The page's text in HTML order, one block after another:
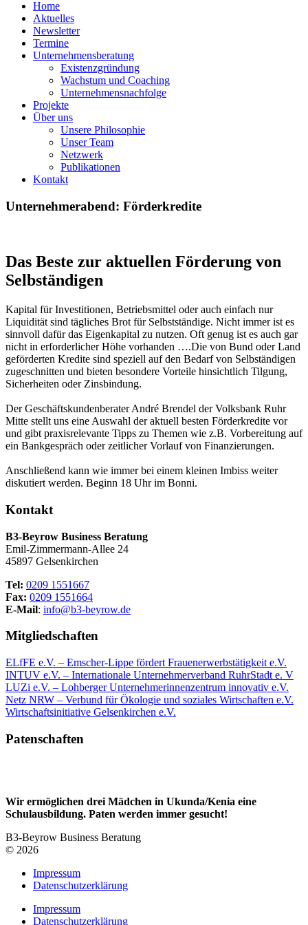
Home
Aktuelles
Newsletter
Termine
Unternehmensberatung
Existenzgründung
Wachstum und Coaching
Unternehmensnachfolge
Projekte
Über uns
Unsere Philosophie
Unser Team
Netzwerk
Publikationen
Kontakt
Unternehmerabend: Förderkredite
Das Beste zur aktuellen Förderung von
Selbständigen
Kapital für Investitionen, Betriebsmittel oder auch einfach nur
Liquidität sind tägliches Brot für Selbstständige. Nicht immer ist es
sinnvoll dafür das Eigenkapital zu nutzen. Oft genug ist es auch gar
nicht in erforderlicher Höhe vorhanden ….Die von Bund oder Land
geförderten Kredite sind speziell auf den Bedarf von Selbständigen
zugeschnitten und bieten besondere Vorteile hinsichtlich Tilgung,
Sicherheiten oder Zinsbindung.
Der Geschäftskundenberater André Brendel der Volksbank Ruhr
Mitte stellt uns eine Auswahl der aktuell besten Förderkredite vor
und gibt praxisrelevante Tipps zu Themen wie z.B. Vorbereitung auf
ein Bankgespräch oder zeitlicher Vorlauf von Finanzierungen.
Anschließend kann wie immer bei einem kleinen Imbiss weiter
diskutiert werden. Beginn 18 Uhr im Bonni.
Kontakt
B3-Beyrow Business Beratung
Emil-Zimmermann-Allee 24
45897 Gelsenkirchen
Tel: 0209 1551667
Fax: 0209 1551664
E-Mail: info@b3-beyrow.de
Mitgliedschaften
ELfFE e.V. – Emscher-Lippe fördert Frauenerwerbstätigkeit e.V.
INTUV e.V. – Internationale Unternehmerverband RuhrStadt e. V
LUZi e.V. – Lohberger Unternehmerinnenzentrum innovativ e.V.
Netz NRW – Verbund für Ökologie und soziales Wirtschaften e.V.
Wirtschaftsinitiative Gelsenkirchen e.V.
Patenschaften
Wir ermöglichen drei Mädchen in Ukunda/Kenia eine
Schulausbildung. Paten werden immer gesucht!
B3-Beyrow Business Beratung
© 2026
Impressum
Datenschutzerklärung
Impressum
Datenschutzerklärung